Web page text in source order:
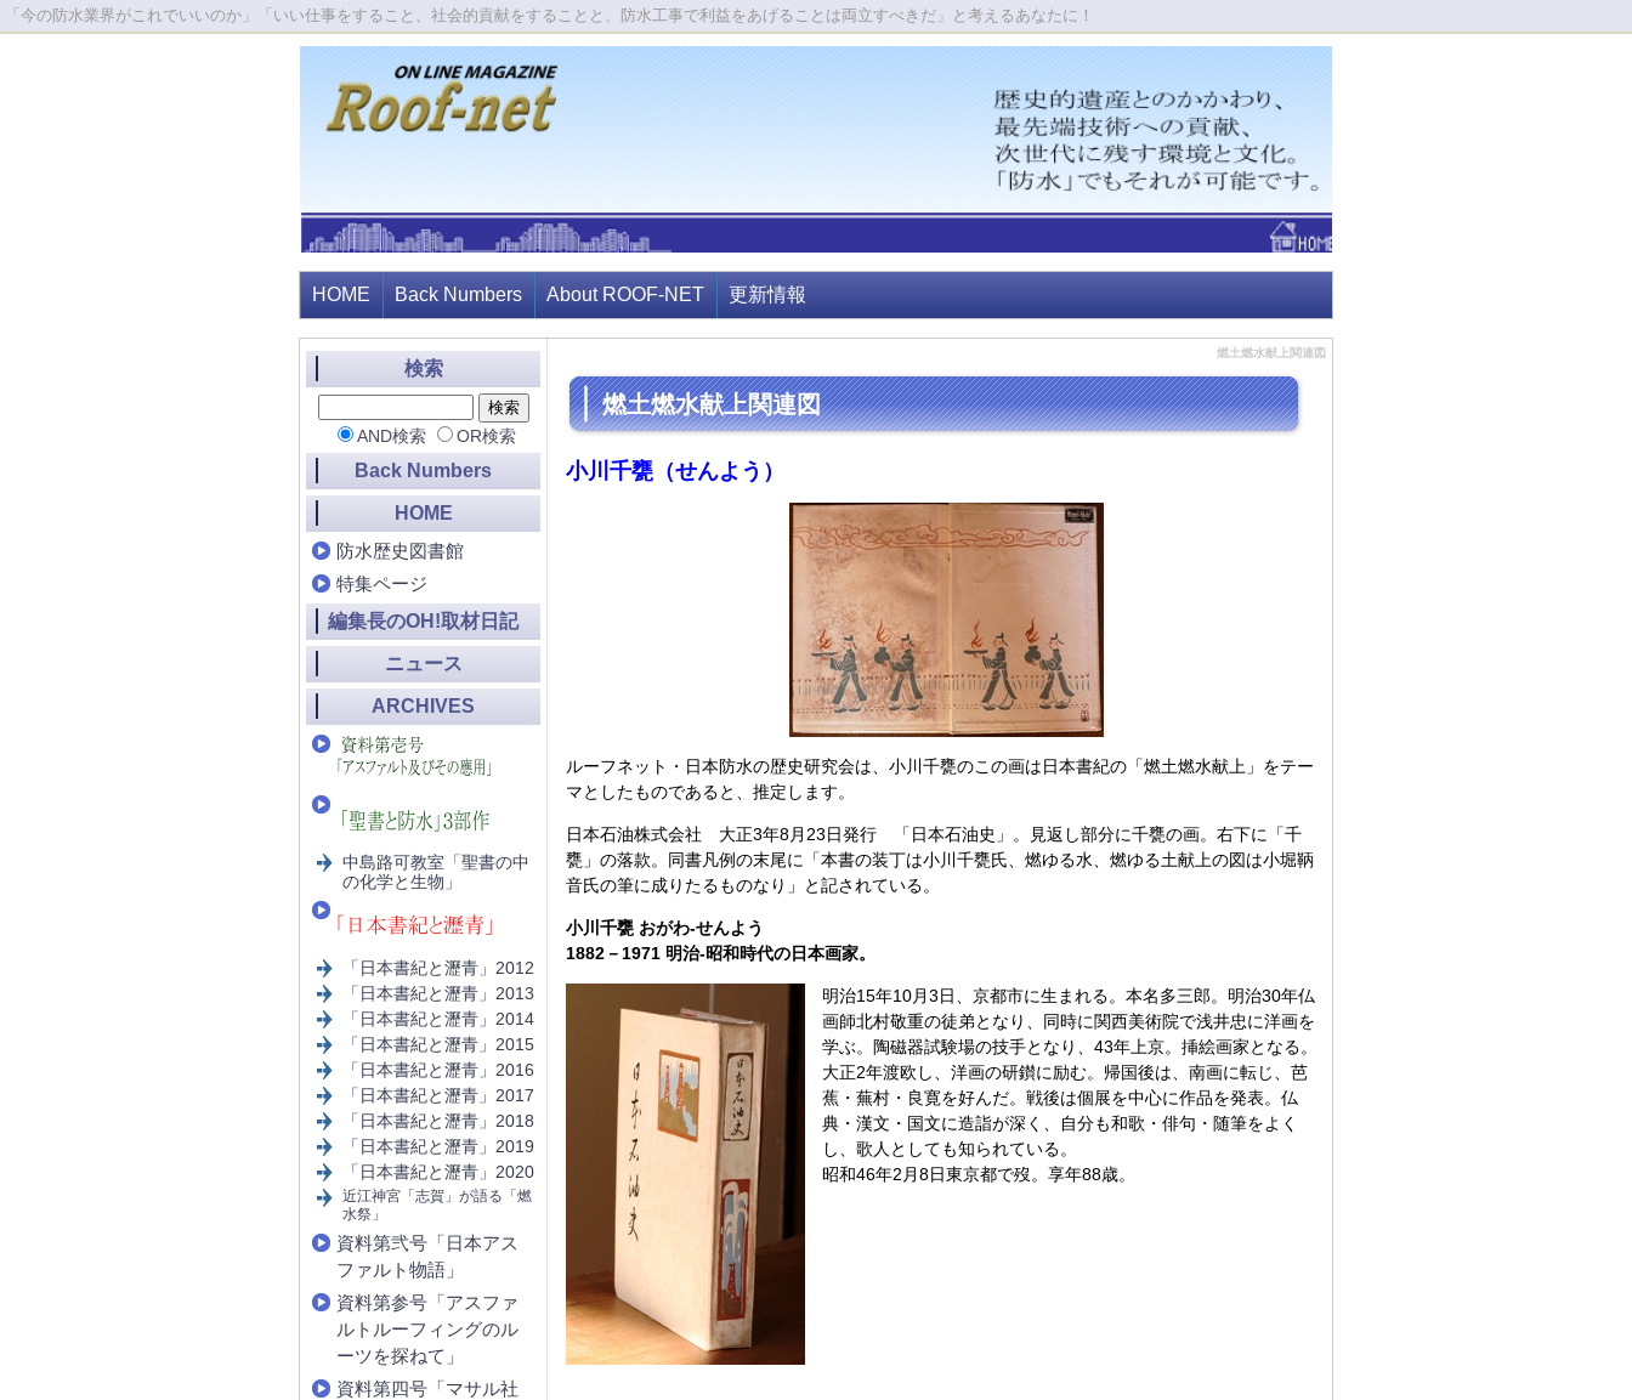
「今の防水業界がこれでいいのか」「いい仕事をすること、社会的貢献をすることと、防水工事で利益をあげることは両立すべきだ」と考えるあなたに！
HOME Back Numbers About ROOF-NET 更新情報
燃土燃水献上関連図
燃土燃水献上関連図
小川千甕（せんよう）
ルーフネット・日本防水の歴史研究会は、小川千甕のこの画は日本書紀の「燃土燃水献上」をテー
マとしたものであると、推定します。
日本石油株式会社 大正3年8月23日発行 「日本石油史」。見返し部分に千甕の画。右下に「千
甕」の落款。同書凡例の末尾に「本書の装丁は小川千甕氏、燃ゆる水、燃ゆる土献上の図は小堀鞆
音氏の筆に成りたるものなり」と記されている。
小川千甕 おがわ-せんよう
1882－1971 明治-昭和時代の日本画家。
明治15年10月3日、京都市に生まれる。本名多三郎。明治30年仏
画師北村敬重の徒弟となり、同時に関西美術院で浅井忠に洋画を
学ぶ。陶磁器試験場の技手となり、43年上京。挿絵画家となる。
大正2年渡欧し、洋画の研鑚に励む。帰国後は、南画に転じ、芭
蕉・蕪村・良寛を好んだ。戦後は個展を中心に作品を発表。仏
典・漢文・国文に造詣が深く、自分も和歌・俳句・随筆をよく
し、歌人としても知られている。
昭和46年2月8日東京都で歿。享年88歳。
検索
AND検索 OR検索
Back Numbers
HOME
防水歴史図書館
特集ページ
編集長のOH!取材日記
ニュース
ARCHIVES
中島路可教室「聖書の中
の化学と生物」
「日本書紀と瀝青」2012
「日本書紀と瀝青」2013
「日本書紀と瀝青」2014
「日本書紀と瀝青」2015
「日本書紀と瀝青」2016
「日本書紀と瀝青」2017
「日本書紀と瀝青」2018
「日本書紀と瀝青」2019
「日本書紀と瀝青」2020
近江神宮「志賀」が語る「燃
水祭」
資料第弐号「日本アス
ファルト物語」
資料第参号「アスファ
ルトルーフィングのル
ーツを探ねて」
資料第四号「マサル社